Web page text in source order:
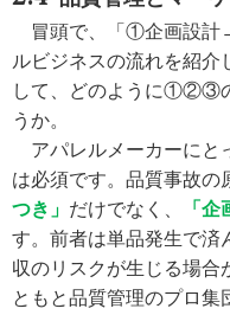
冒頭で、「①企画設
ルビジネスの流れを紹介
して、どのように①②③
うか。
アパレルメーカーにと
は必須です。品質事故の
つき」 だけでなく、 「
す。前者は単品発生で済
収のリスクが生じる場合
ともと品質管理のプロ集